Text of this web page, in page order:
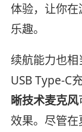
体验，让你
乐趣。
续航能力也相
USB Type-C
晰技术麦克风
效果。尽管在